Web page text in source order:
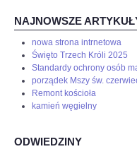
NAJNOWSZE
nowa strona intrnetowa
Święto Trzech Króli 2025
Standardy ochrony osób
porządek Mszy św.
Remont kościoła
kamień węgielny
ODWIEDZINY